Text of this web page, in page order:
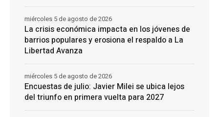
La crisis económica impacta en los jóvenes de
barrios populares y erosiona el respaldo a La
Libertad Avanza
miércoles 5 de agosto de 2026
Encuestas de julio: Javier Milei se ubica lejos
del triunfo en primera vuelta para 2027
miércoles 5 de agosto de 2026